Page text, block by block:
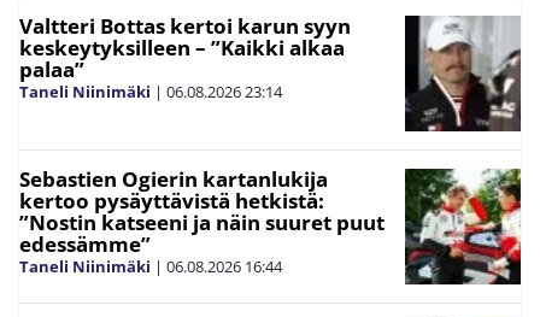
Valtteri Bottas kertoi karun syyn
keskeytyksilleen – ”Kaikki alkaa
palaa”
Taneli Niinimäki | 06.08.202623:14
Sebastien Ogierin kartanlukija
kertoo pysäyttävistä hetkistä:
”Nostin katseeni ja näin suuret puut
edessämme”
Taneli Niinimäki | 06.08.2026 16:44